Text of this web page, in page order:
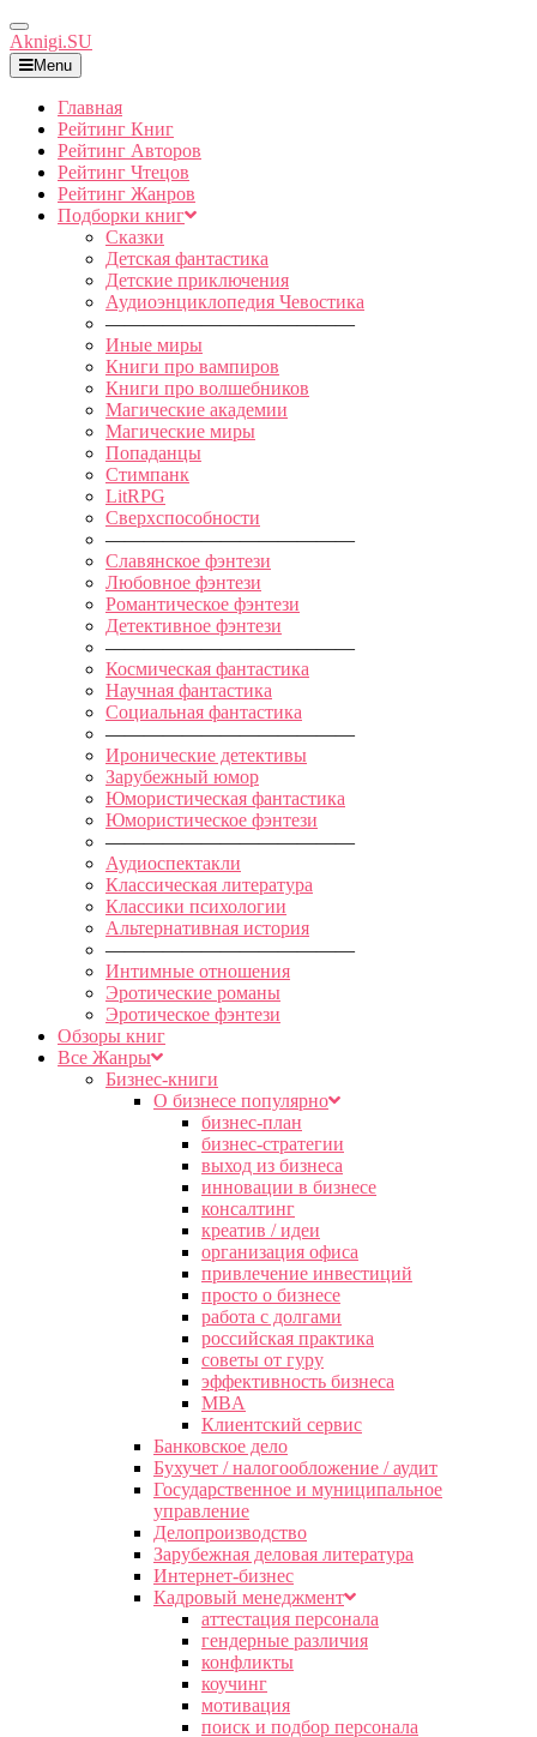
Toggle
Navigation
Aknigi.SU
Menu
Главная
Рейтинг Книг
Рейтинг Авторов
Рейтинг Чтецов
Рейтинг Жанров
Подборки книг
Сказки
Детская фантастика
Детские приключения
Аудиоэнциклопедия Чевостика
—————————————
Иные миры
Книги про вампиров
Книги про волшебников
Магические академии
Магические миры
Попаданцы
Стимпанк
LitRPG
Сверхспособности
—————————————
Славянское фэнтези
Любовное фэнтези
Романтическое фэнтези
Детективное фэнтези
—————————————
Космическая фантастика
Научная фантастика
Социальная фантастика
—————————————
Иронические детективы
Зарубежный юмор
Юмористическая фантастика
Юмористическое фэнтези
—————————————
Аудиоспектакли
Классическая литература
Классики психологии
Альтернативная история
—————————————
Интимные отношения
Эротические романы
Эротическое фэнтези
Обзоры книг
Все Жанры
Бизнес-книги
О бизнесе популярно
бизнес-план
бизнес-стратегии
выход из бизнеса
инновации в бизнесе
консалтинг
креатив / идеи
организация офиса
привлечение инвестиций
просто о бизнесе
работа с долгами
российская практика
советы от гуру
эффективность бизнеса
MBA
Клиентский сервис
Банковское дело
Бухучет / налогообложение / аудит
Государственное и муниципальное
управление
Делопроизводство
Зарубежная деловая литература
Интернет-бизнес
Кадровый менеджмент
аттестация персонала
гендерные различия
конфликты
коучинг
мотивация
поиск и подбор персонала